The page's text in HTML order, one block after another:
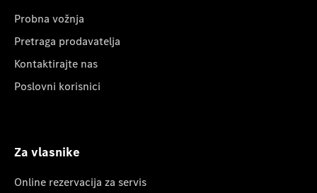
Probna vožnja
Pretraga prodavatelja
Kontaktirajte nas
Poslovni korisnici
Za vlasnike
Online rezervacija za servis